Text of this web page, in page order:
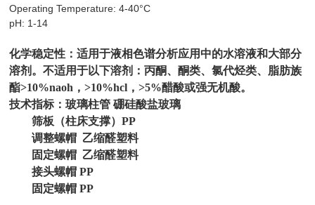
Operating Temperature: 4-40°C
pH: 1-14
化学稳定性：适用于液相色谱分析应用中的水溶液和大部分
溶剂。不适用于以下溶剂：丙酮、酮类、氯代烃类、脂肪族
酯>10%naoh，>10%hcl，>5%醋酸或强无机酸。
技术指标：玻璃柱管 硼硅酸盐玻璃
筛板（柱床支撑）PP
调整螺帽 乙缩醛塑料
固定螺帽 乙缩醛塑料
接头螺帽 PP
固定螺帽 PP